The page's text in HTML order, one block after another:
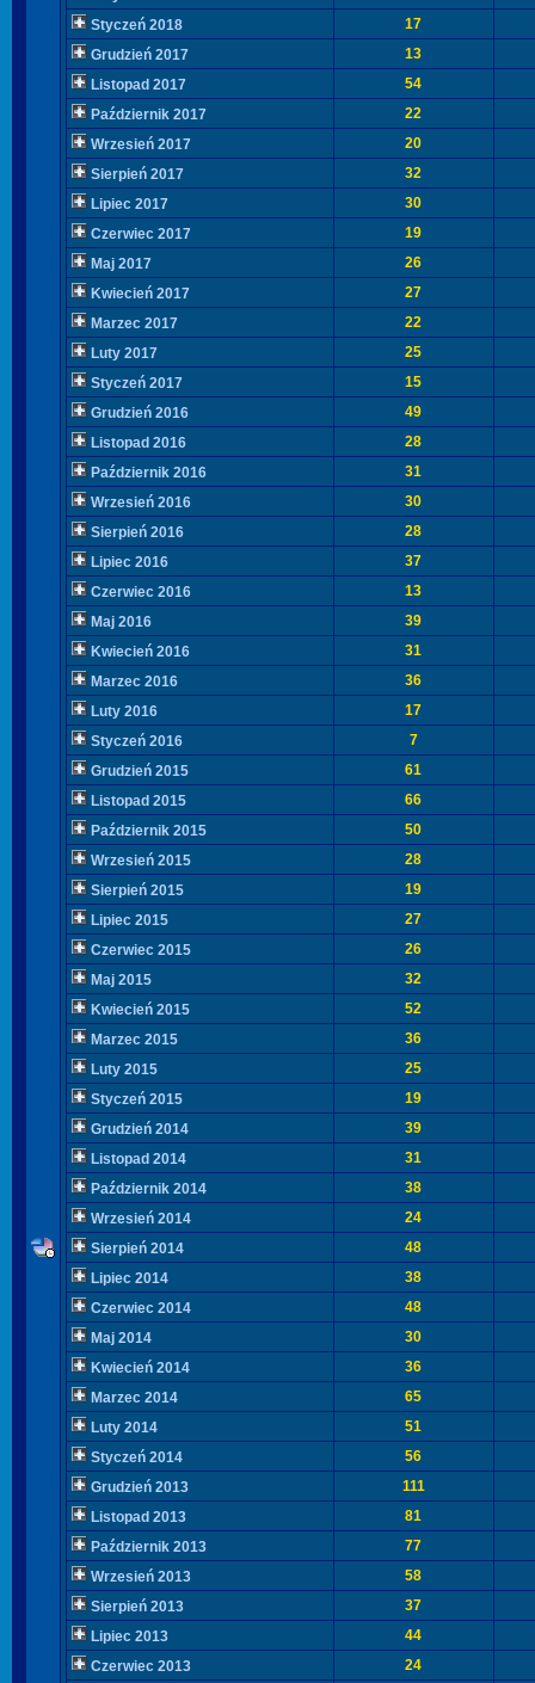
Styczeń 2018
17
Grudzień 2017
13
Listopad 2017
54
Październik 2017
22
Wrzesień 2017
20
Sierpień 2017
32
Lipiec 2017
30
Czerwiec 2017
19
Maj 2017
26
Kwiecień 2017
27
Marzec 2017
22
Luty 2017
25
Styczeń 2017
15
Grudzień 2016
49
Listopad 2016
28
Październik 2016
31
Wrzesień 2016
30
Sierpień 2016
28
Lipiec 2016
37
Czerwiec 2016
13
Maj 2016
39
Kwiecień 2016
31
Marzec 2016
36
Luty 2016
17
Styczeń 2016
7
Grudzień 2015
61
Listopad 2015
66
Październik 2015
50
Wrzesień 2015
28
Sierpień 2015
19
Lipiec 2015
27
Czerwiec 2015
26
Maj 2015
32
Kwiecień 2015
52
Marzec 2015
36
Luty 2015
25
Styczeń 2015
19
Grudzień 2014
39
Listopad 2014
31
Październik 2014
38
Wrzesień 2014
24
Sierpień 2014
48
Lipiec 2014
38
Czerwiec 2014
48
Maj 2014
30
Kwiecień 2014
36
Marzec 2014
65
Luty 2014
51
Styczeń 2014
56
Grudzień 2013
111
Listopad 2013
81
Październik 2013
77
Wrzesień 2013
58
Sierpień 2013
37
Lipiec 2013
44
Czerwiec 2013
24